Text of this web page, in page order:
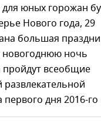
юных горожан
Нового года, 29
большая
новогоднюю ночь
пройдут всеобщие
дня 2016-го